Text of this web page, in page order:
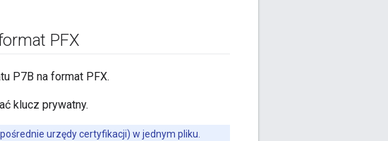
PFX
P7B na format PFX.
klucz prywatny.
urzędy certyfikacji) w jednym pliku.